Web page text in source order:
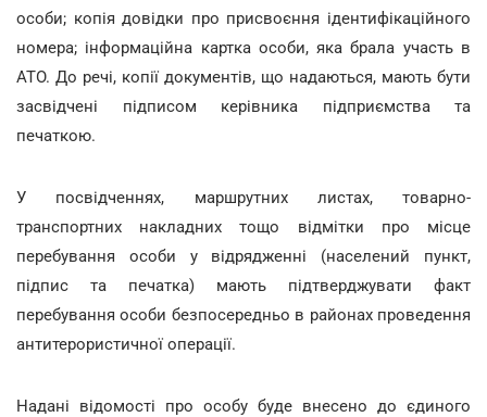
особи; копія довідки про присвоєння ідентифікаційного
номера; інформаційна картка особи, яка брала участь в
АТО. До речі, копії документів, що надаються, мають бути
засвідчені підписом керівника підприємства та
печаткою.
У посвідченнях, маршрутних листах, товарно-
транспортних накладних тощо відмітки про місце
перебування особи у відрядженні (населений пункт,
підпис та печатка) мають підтверджувати факт
перебування особи безпосередньо в районах проведення
антитерористичної операції.
Надані відомості про особу буде внесено до єдиного